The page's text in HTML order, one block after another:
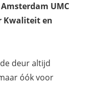
UMC
Kwaliteit en
deur altijd
óók voor